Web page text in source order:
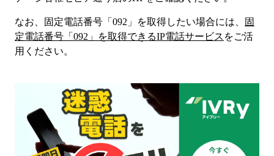
なお、固定電話番号「 092 」を取得したい場合には、
固
定電話番号「 092 」を取得できるIP電話サービス をご活
用ください。